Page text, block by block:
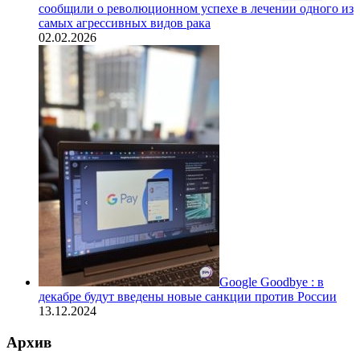
сообщили о революционном успехе в лечении одного из
самых агрессивных видов рака
02.02.2026
Google Goodbye : в
декабре будут введены новые санкции против России
13.12.2024
Архив